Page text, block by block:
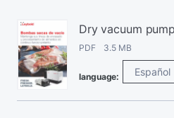
Dry vacuum
PDF 3.5 MB
language: